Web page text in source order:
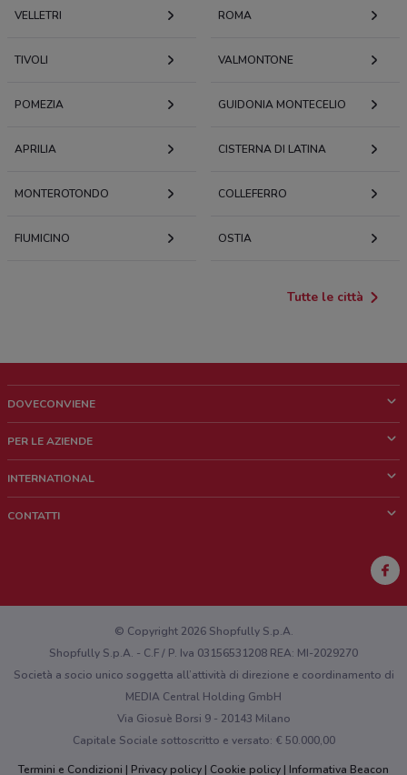
Via A. Diaz, 3 Frascati
160 m
Viale L. Bonaparte, 1 Frascati
169 m
188 m
PIAZZA SAN PIETRO 1
Piazza San Pietro 2 Frascati
Via Piave 10/12 Roma
200 m
VELLETRI ROMA
TIVOLI VALMONTONE
POMEZIA GUIDONIA MONTECELIO
APRILIA CISTERNA DI LATINA
MONTEROTONDO COLLEFERRO
FIUMICINO OSTIA
Tutte le città
DOVECONVIENE
Chi siamo
Lavora con noi
PER LE AZIENDE
Richieste commerciali e marketing
INTERNATIONAL
CONTATTI
Hai un malfunzionamento sul web o sull'app?
© Copyright 2026 Shopfully S.p.A.
Shopfully S.p.A. - C.F / P. Iva 03156531208 REA: MI-2029270
Società a socio unico soggetta all’attività di direzione e coordinamento di
MEDIA Central Holding GmbH
Via Giosuè Borsi 9 - 20143 Milano
Capitale Sociale sottoscritto e versato: € 50.000,00
Termini e Condizioni
Privacy policy Cookie policy Informativa Beacon